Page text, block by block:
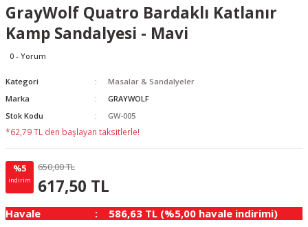
GrayWolf Quatro Bardaklı Katlanır
Kamp Sandalyesi - Mavi
0 - Yorum
Kategori
Masalar & Sandalyeler
Marka
GRAYWOLF
Stok Kodu
GW-005
*62,79 TL den başlayan taksitlerle!
%5
indirim
650,00 TL
617,50 TL
Havale 586,63 TL (%5,00 havale indirimi)